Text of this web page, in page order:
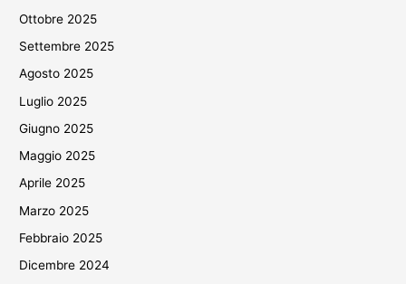
Ottobre 2025
Settembre 2025
Agosto 2025
Luglio 2025
Giugno 2025
Maggio 2025
Aprile 2025
Marzo 2025
Febbraio 2025
Dicembre 2024